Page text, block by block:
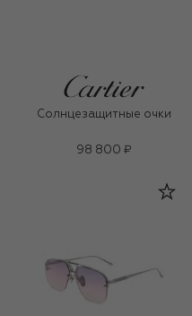
Солнцезащитные очки
98 800 ₽